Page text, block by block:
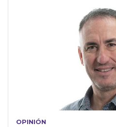
OPINIÓN